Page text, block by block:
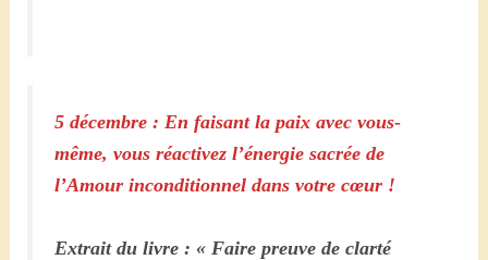
5 décembre : En faisant la paix avec vous-
même, vous réactivez l’énergie sacrée de
l’Amour inconditionnel dans votre cœur !
Extrait du livre : « Faire preuve de clarté